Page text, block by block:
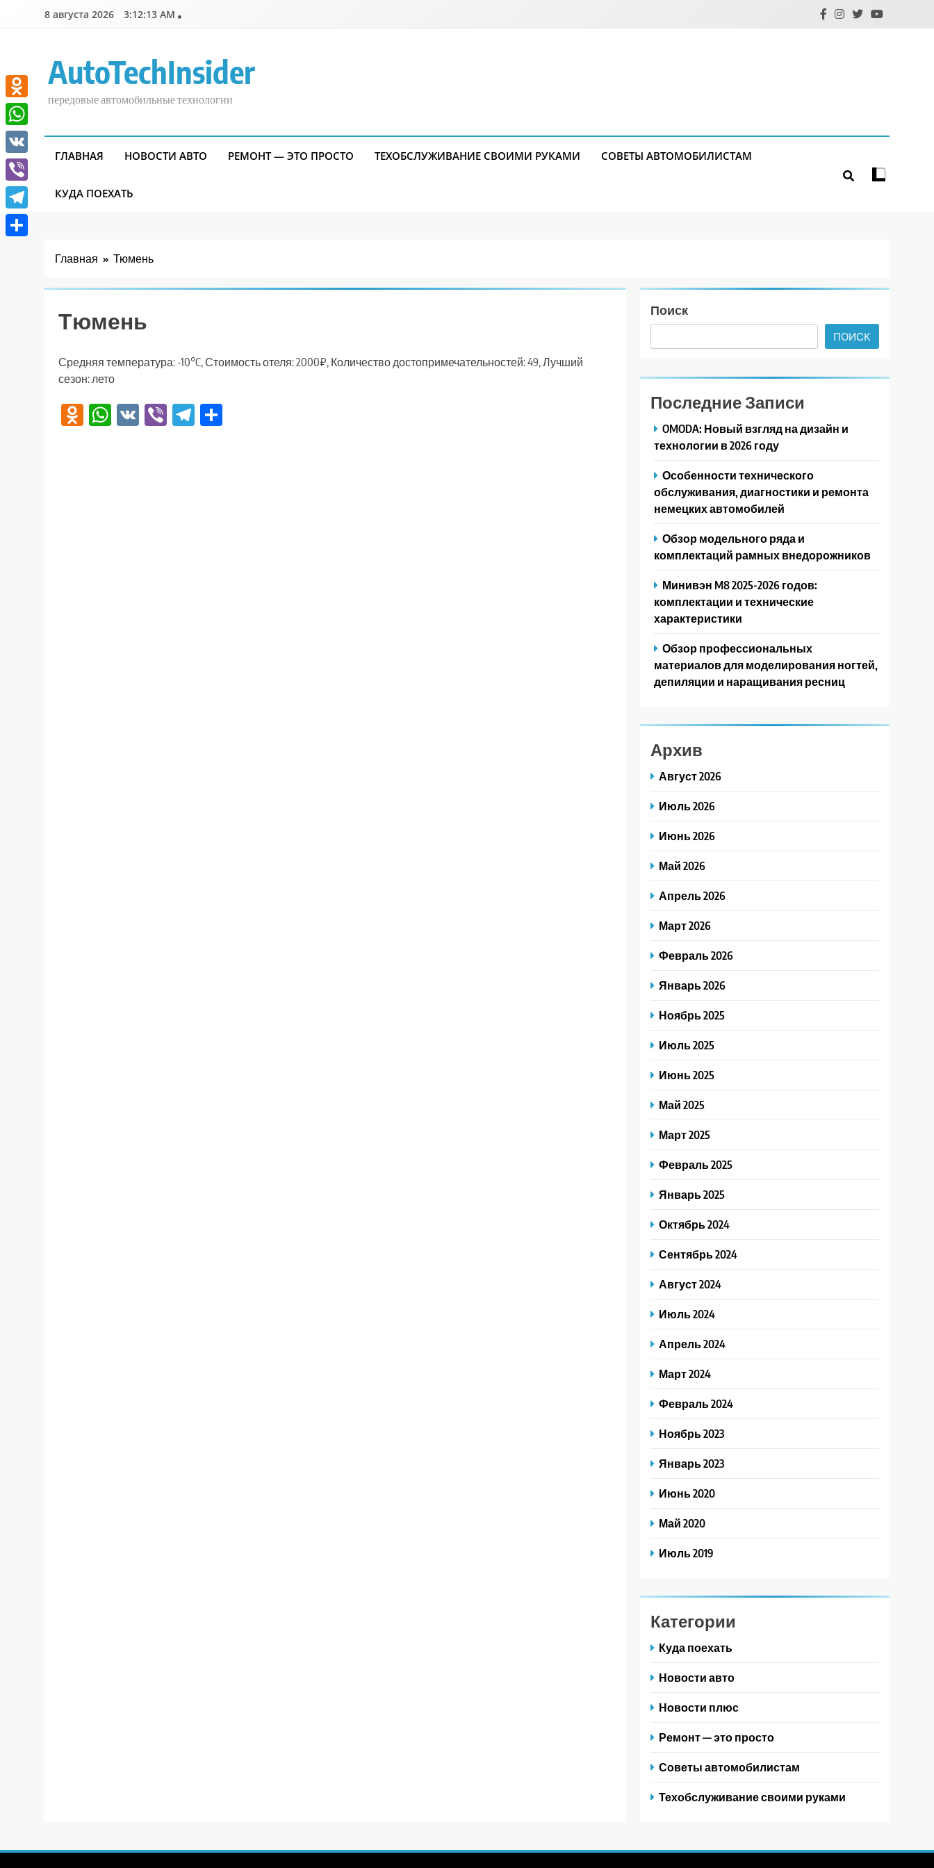
8 августа 2026 3:12:13 AM
AutoTechInsider
передовые автомобильные технологии
ГЛАВНАЯ НОВОСТИ АВТО РЕМОНТ — ЭТО ПРОСТО ТЕХОБСЛУЖИВАНИЕ СВОИМИ РУКАМИ СОВЕТЫ АВТОМОБИЛИСТАМ
КУДА ПОЕХАТЬ
Главная Тюмень
Тюмень
Средняя температура: -10°C, Стоимость отеля: 2000₽, Количество достопримечательностей: 49, Лучший
сезон: лето
Odnoklassniki
WhatsApp
VK ViberTelegram
Поиск
ПОИСК
Последние Записи
OMODA: Новый взгляд на дизайн и
технологии в 2026 году
Особенности технического
обслуживания, диагностики и ремонта
немецких автомобилей
Обзор модельного ряда и
комплектаций рамных внедорожников
Минивэн M8 2025-2026 годов:
комплектации и технические
характеристики
Обзор профессиональных
материалов для моделирования ногтей,
депиляции и наращивания ресниц
Архив
Август 2026
Июль 2026
Июнь 2026
Май 2026
Апрель 2026
Март 2026
Февраль 2026
Январь 2026
Ноябрь 2025
Июль 2025
Июнь 2025
Май 2025
Март 2025
Февраль 2025
Январь 2025
Октябрь 2024
Сентябрь 2024
Август 2024
Июль 2024
Апрель 2024
Март 2024
Февраль 2024
Ноябрь 2023
Январь 2023
Июнь 2020
Май 2020
Июль 2019
Категории
Куда поехать
Новости авто
Новости плюс
Ремонт — это просто
Советы автомобилистам
Техобслуживание своими руками
Odnoklassniki
WhatsApp
VK
Viber
Telegram